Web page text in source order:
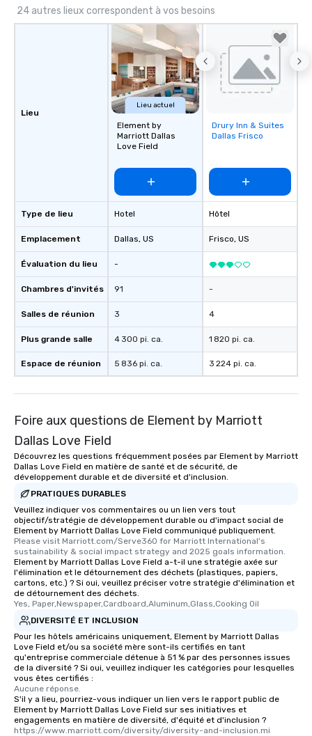
24 autres lieux correspondent à vos besoins
Lieu
Type de lieu
Emplacement
Évaluation du lieu
Chambres d'invités
Salles de réunion
Plus grande salle
Espace de réunion
Lieu actuel
Element by
Marriott Dallas
Love Field
Hotel
Dallas, US
-
91
3
4 300 pi. ca.
5 836 pi. ca.
Removed from
favorites
Drury Inn & Suites
Dallas Frisco
Hôtel
Frisco, US
-
4
1 820 pi. ca.
3 224 pi. ca.
Foire aux questions de Element by Marriott
Dallas Love Field
Découvrez les questions fréquemment posées par Element by Marriott
Dallas Love Field en matière de santé et de sécurité, de
développement durable et de diversité et d'inclusion.
PRATIQUES DURABLES
Veuillez indiquer vos commentaires ou un lien vers tout
objectif/stratégie de développement durable ou d'impact social de
Element by Marriott Dallas Love Field communiqué publiquement.
Please visit Marriott.com/Serve360 for Marriott International's
sustainability & social impact strategy and 2025 goals information.
Element by Marriott Dallas Love Field a-t-il une stratégie axée sur
l'élimination et le détournement des déchets (plastiques, papiers,
cartons, etc.) ? Si oui, veuillez préciser votre stratégie d'élimination et
de détournement des déchets.
Yes, Paper,Newspaper,Cardboard,Aluminum,Glass,Cooking Oil
DIVERSITÉ ET INCLUSION
Pour les hôtels américains uniquement, Element by Marriott Dallas
Love Field et/ou sa société mère sont-ils certifiés en tant
qu'entreprise commerciale détenue à 51 % par des personnes issues
de la diversité ? Si oui, veuillez indiquer les catégories pour lesquelles
vous êtes certifiés :
Aucune réponse.
S'il y a lieu, pourriez-vous indiquer un lien vers le rapport public de
Element by Marriott Dallas Love Field sur ses initiatives et
engagements en matière de diversité, d'équité et d'inclusion ?
https://www.marriott.com/diversity/diversity-and-inclusion.mi